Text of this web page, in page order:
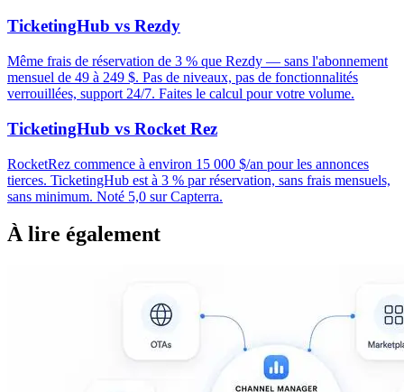
TicketingHub vs Rezdy
Même frais de réservation de 3 % que Rezdy — sans l'abonnement
mensuel de 49 à 249 $. Pas de niveaux, pas de fonctionnalités
verrouillées, support 24/7. Faites le calcul pour votre volume.
TicketingHub vs Rocket Rez
RocketRez commence à environ 15 000 $/an pour les annonces
tierces. TicketingHub est à 3 % par réservation, sans frais mensuels,
sans minimum. Noté 5,0 sur Capterra.
À lire également